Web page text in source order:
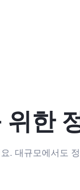
한
. 대규모에서도